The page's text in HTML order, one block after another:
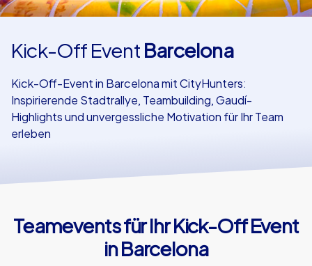
Anlässe
Kick-Off Event Barcelona
Kick-Off-Event in Barcelona mit CityHunters:
Inspirierende Stadtrallye, Teambuilding, Gaudí-
Highlights und unvergessliche Motivation für Ihr Team
erleben
Teamevents für Ihr Kick-Off Event
in Barcelona